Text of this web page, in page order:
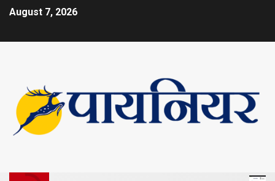
August 7, 2026